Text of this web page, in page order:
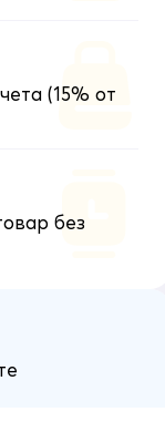
(15% от
без